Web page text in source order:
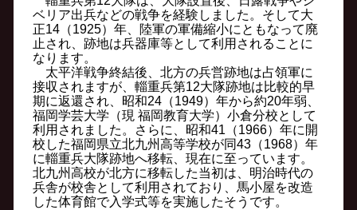
ベリア出兵などの戦争を経験しました。そして大
正14（1925）年、陸軍の軍備縮小にともなって廃
止され、跡地は兵器庫等として利用されることに
なります。
太平洋戦争終結後、北方の兵営跡地は占領軍に
接収されますが、輜重兵第12大隊跡地は比較的早
期に返還され、昭和24（1949）年から約20年弱、
福岡学芸大学（現 福岡教育大学）小倉分校として
利用されました。さらに、昭和41（1966）年に開
校した福岡県立北九州高等学校が同43（1968）年
に輜重兵大隊跡地へ移転、現在に至っています。
北九州高校が北方に移転した当初は、明治時代の
兵舎が校舎として利用されており、馬小屋を改造
した体育館で入学式等を実施したそうです。